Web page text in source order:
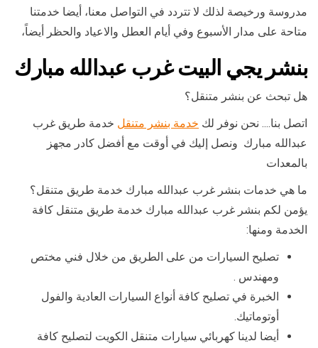
مدروسة ورخيصة لذلك لا تتردد في التواصل معنا، أيضا خدمتنا
متاحة على مدار الأسبوع وفي أيام العطل والاعياد والحظر أيضاً،
بنشر يجي البيت غرب عبدالله مبارك
هل تبحث عن بنشر متنقل؟
اتصل بنا…. نحن نوفر لك خدمة بنشر متنقل خدمة طريق غرب
عبدالله مبارك ونصل إليك في أوقت مع أفضل كادر مجهز
بالمعدات
ما هي خدمات بنشر غرب عبدالله مبارك خدمة طريق متنقل؟
يؤمن لكم بنشر غرب عبدالله مبارك خدمة طريق متنقل كافة
الخدمة ومنها:
تصليح السيارات من على الطريق من خلال فني مختص
ومهندس .
الخبرة في تصليح كافة أنواع السيارات العادية والفول
أوتوماتيك.
أيضا لدينا كهربائي سيارات متنقل الكويت لتصليح كافة